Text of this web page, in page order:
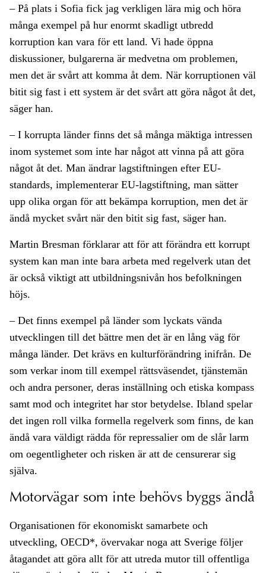
– På plats i Sofia fick jag verkligen lära mig och höra
många exempel på hur enormt skadligt utbredd
korruption kan vara för ett land. Vi hade öppna
diskussioner, bulgarerna är medvetna om problemen,
men det är svårt att komma åt dem. När korruptionen väl
bitit sig fast i ett system är det svårt att göra något åt det,
säger han.
– I korrupta länder finns det så många mäktiga intressen
inom systemet som inte har något att vinna på att göra
något åt det. Man ändrar lagstiftningen efter EU-
standards, implementerar EU-lagstiftning, man sätter
upp olika organ för att bekämpa korruption, men det är
ändå mycket svårt när den bitit sig fast, säger han.
Martin Bresman förklarar att för att förändra ett korrupt
system kan man inte bara arbeta med regelverk utan det
är också viktigt att utbildningsnivån hos befolkningen
höjs.
– Det finns exempel på länder som lyckats vända
utvecklingen till det bättre men det är en lång väg för
många länder. Det krävs en kulturförändring inifrån. De
som verkar inom till exempel rättsväsendet, tjänstemän
och andra personer, deras inställning och etiska kompass
samt mod och integritet har stor betydelse. Ibland spelar
det ingen roll vilka formella regelverk som finns, de kan
ändå vara väldigt rädda för repressalier om de slår larm
om oegentligheter och risken är att de censurerar sig
själva.
Motorvägar som inte behövs byggs ändå
Organisationen för ekonomiskt samarbete och
utveckling, OECD*, övervakar noga att Sverige följer
åtagandet att göra allt för att utreda mutor till offentliga